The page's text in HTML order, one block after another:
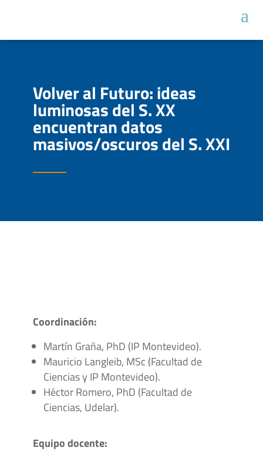
Volver al Futuro: ideas
luminosas del S. XX
encuentran datos
masivos/oscuros del S. XXI
Coordinación:
Martín Graña, PhD (IP Montevideo).
Mauricio Langleib, MSc (Facultad de
Ciencias y IP Montevideo).
Héctor Romero, PhD (Facultad de
Ciencias, Udelar).
Equipo docente: